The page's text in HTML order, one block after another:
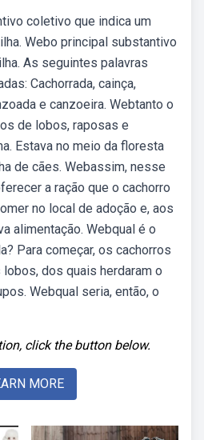
coletivo que indica um
Webo principal substantivo
As seguintes palavras
Cachorrada, cainça,
e canzoeira. Webtanto o
de lobos, raposas e
Estava no meio da floresta
de cães. Webassim, nesse
a ração que o cachorro
no local de adoção e, aos
alimentação. Webqual é o
Para começar, os cachorros
dos quais herdaram o
Webqual seria, então, o
click the button below.
MORE